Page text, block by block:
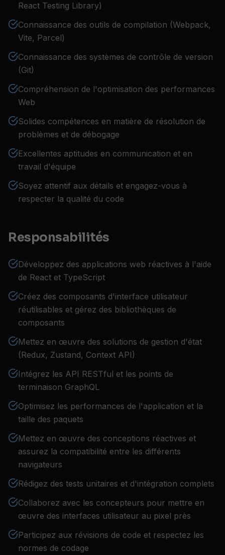
React Testing Library)
Connaissance des outils de compilation (Webpack,
Vite, Parcel)
Connaissance des systèmes de contrôle de version
(Git)
Compréhension de l'optimisation des performances
Web
Solides compétences en matière de résolution de
problèmes et de débogage
Excellentes aptitudes en communication et en
travail d'équipe
Soyez attentif aux détails et engagez-vous à
respecter la qualité du code
Responsabilités
Développez des applications web réactives à l'aide
de React et TypeScript
Créez des composants d'interface utilisateur
réutilisables et gérez des bibliothèques de
composants
Mettez en œuvre des solutions de gestion d'état
(Redux, Zustand, Context API)
Intégrez les API RESTful et les points de
terminaison GraphQL
Optimisez les performances de l'application et la
taille des paquets
Mettez en œuvre des conceptions réactives et
assurez la compatibilité entre les différents
navigateurs
Rédigez des tests unitaires et d'intégration complets
Collaborez avec les concepteurs pour mettre en
œuvre des interfaces utilisateur au pixel près
Participez aux révisions de code et respectez les
normes de codage